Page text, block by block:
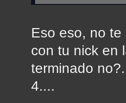
Eso eso, no
con tu nick en
terminado
4....